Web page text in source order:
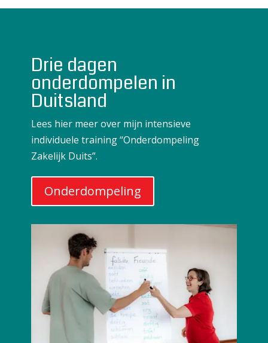
Drie dagen
onderdompelen in
Duitsland
Lees hier meer over mijn intensieve
individuele training “Onderdompeling
Zakelijk Duits”.
Onderdompeling